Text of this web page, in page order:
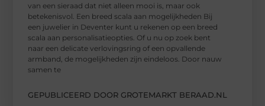
van een sieraad dat niet alleen mooi is, maar ook
betekenisvol. Een breed scala aan mogelijkheden Bij
een juwelier in Deventer kunt u rekenen op een breed
scala aan personalisatieopties. Of u nu op zoek bent
naar een delicate verlovingsring of een opvallende
armband, de mogelijkheden zijn eindeloos. Door nauw
samen te
GEPUBLICEERD DOOR GROTEMARKT BERAAD.NL